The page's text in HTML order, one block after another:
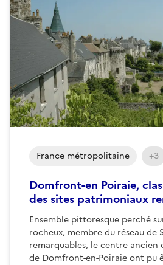
Domfront-en Poiraie,
des sites patrimoniaux
Ensemble pittoresque perché
rocheux, membre du réseau de
remarquables, le centre ancien
de Domfront-en-Poiraie ont pu
France métropolitaine +3